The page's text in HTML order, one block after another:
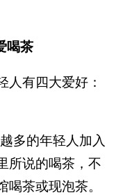
喝茶
人有四大爱好：
多的年轻人加入
所说的喝茶，不
茶或现泡茶。